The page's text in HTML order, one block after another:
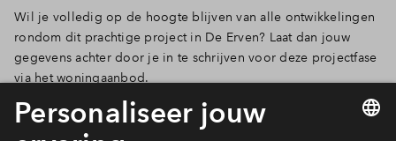
Wil je volledig op de hoogte blijven van alle ontwikkelingen
rondom dit prachtige project in De Erven? Laat dan jouw
gegevens achter door je in te schrijven voor deze projectfase
via het woningaanbod.
Lees hier alles over toewijzen en een woning kopen